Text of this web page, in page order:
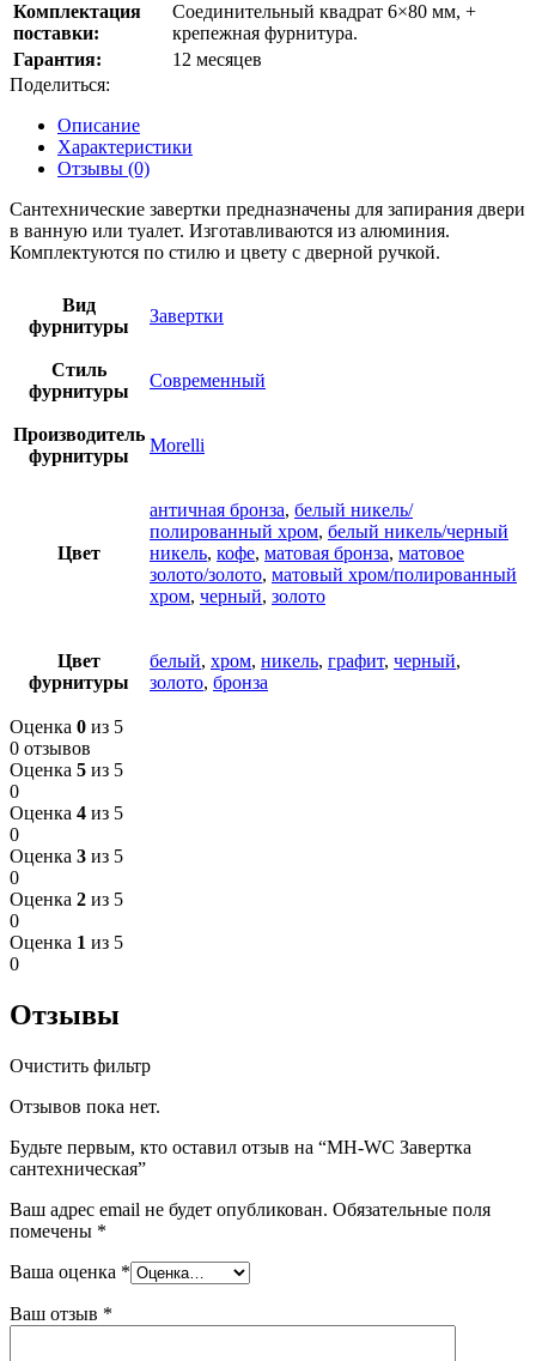
Комплектация
поставки:
Соединительный квадрат 6×80 мм, +
крепежная фурнитура.
Гарантия:
12 месяцев
Поделиться:
Описание
Характеристики
Отзывы (0)
Сантехнические завертки предназначены для запирания двери
в ванную или туалет. Изготавливаются из алюминия.
Комплектуются по стилю и цвету с дверной ручкой.
Вид
фурнитуры
Завертки
Стиль
фурнитуры
Современный
Производитель
фурнитуры
Morelli
Цвет
античная бронза, белый никель/
полированный хром, белый никель/черный
никель, кофе, матовая бронза, матовое
золото/золото, матовый хром/полированный
хром, черный, золото
Цвет
фурнитуры
белый, хром, никель, графит, черный,
золото, бронза
Оценка 0 из 5
0 отзывов
Оценка 5 из 5
0
Оценка 4 из 5
0
Оценка 3 из 5
0
Оценка 2 из 5
0
Оценка 1 из 5
0
Отзывы
Очистить фильтр
Отзывов пока нет.
Будьте первым, кто оставил отзыв на “MH-WC Завертка
сантехническая”
Ваш адрес email не будет опубликован. Обязательные поля
помечены *
Ваша оценка *
Ваш отзыв *